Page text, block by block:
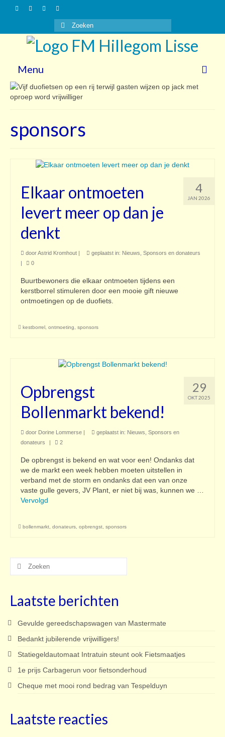
Zoeken
naar:
Menu
Nieuws
Vrijwilligers
Over ons
Contact
sponsors
4
JAN 2026
Elkaar ontmoeten
levert meer op dan je
denkt
doorAstrid Kromhout | geplaatst in: Nieuws Sponsors en donateurs
|
0
Buurtbewoners die elkaar ontmoeten tijdens een
kerstborrel stimuleren door een mooie gift nieuwe
ontmoetingen op de duofiets.
kestborrel ontmoeting sponsors
29
OKT 2025
Opbrengst
Bollenmarkt bekend!
door Dorine Lommerse geplaatst in: Nieuws, Sponsors en
donateurs
2
De opbrengst is bekend en wat voor een! Ondanks dat
we de markt een week hebben moeten uitstellen in
verband met de storm en ondanks dat een van onze
vaste gulle gevers, JV Plant, er niet bij was, kunnen we …
Vervolgd
bollenmarkt, donateurs, opbrengst, sponsors
Zoeken
Laatste berichten
Gevulde gereedschapswagen van Mastermate
Bedankt jubilerende vrijwilligers!
Statiegeldautomaat Intratuin steunt ook Fietsmaatjes
1e prijs Carbagerun voor fietsonderhoud
Cheque met mooi rond bedrag van Tespelduyn
Laatste reacties